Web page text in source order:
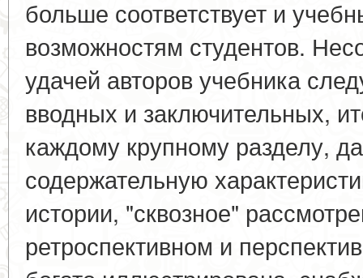
больше соответствует и
возможностям студентов.
удачей авторов учебника
вводных и заключительных,
каждому крупному разделу,
содержательную
истории, "сквозное"
ретроспективном и